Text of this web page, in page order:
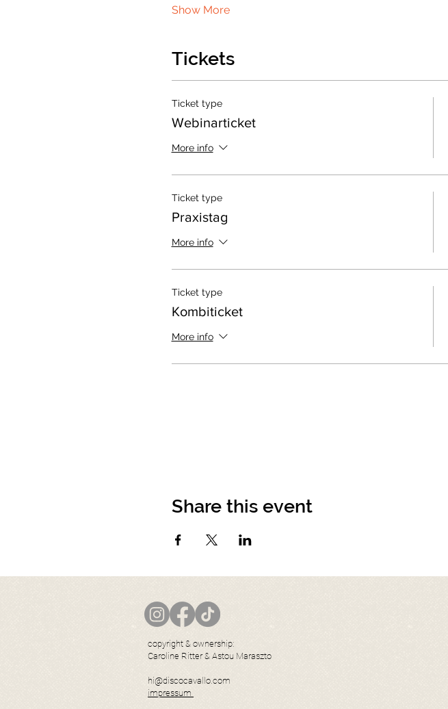
Show More
Tickets
Ticket type
Webinarticket
More info
Ticket type
Praxistag
More info
Ticket type
Kombiticket
More info
Share this event
copyright & ownership:
Caroline Ritter & Astou Maraszto
hi@discocavallo.com
impressum